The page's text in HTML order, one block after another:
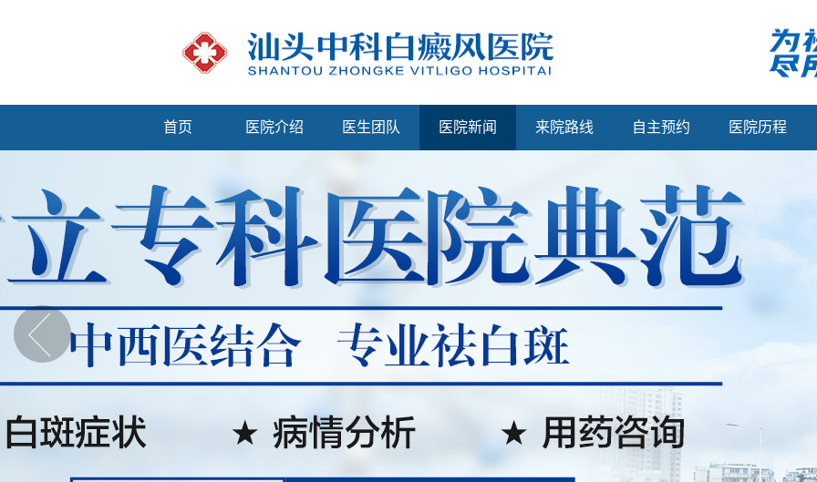
首页 医院介绍 医生团队 医院新闻 来院路线 自主预约 医院历程